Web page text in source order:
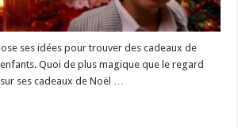
ses idées pour trouver des cadeaux de
Quoi de plus magique que le regard
ses cadeaux de Noël …